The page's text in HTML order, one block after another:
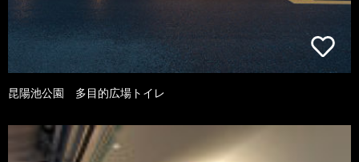
昆陽池公園 多目的広場トイレ